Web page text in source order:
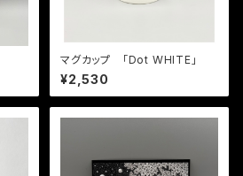
マグカップ 「Dot WHITE」
¥2,530